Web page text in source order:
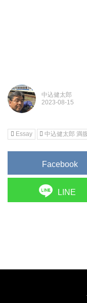
中込健太郎
Essay 中込健太郎 満
Facebook
LINE